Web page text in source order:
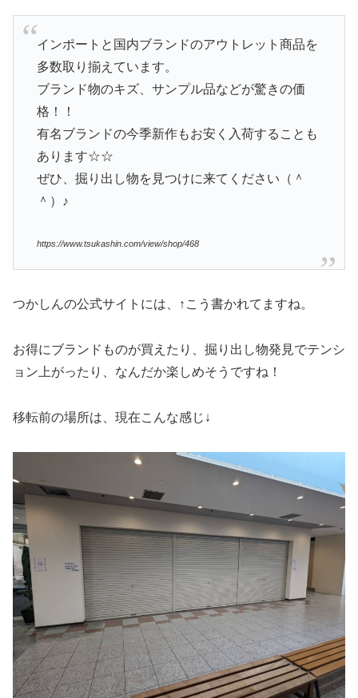
インポートと国内ブランドのアウトレット商品を
多数取り揃えています。
ブランド物のキズ、サンプル品などが驚きの価
格！！
有名ブランドの今季新作もお安く入荷することも
あります☆☆
ぜひ、掘り出し物を見つけに来てください（＾
＾）♪
https://www.tsukashin.com/view/shop/468
つかしんの公式サイトには、↑こう書かれてますね。
お得にブランドものが買えたり、掘り出し物発見でテンシ
ョン上がったり、なんだか楽しめそうですね！
移転前の場所は、現在こんな感じ↓